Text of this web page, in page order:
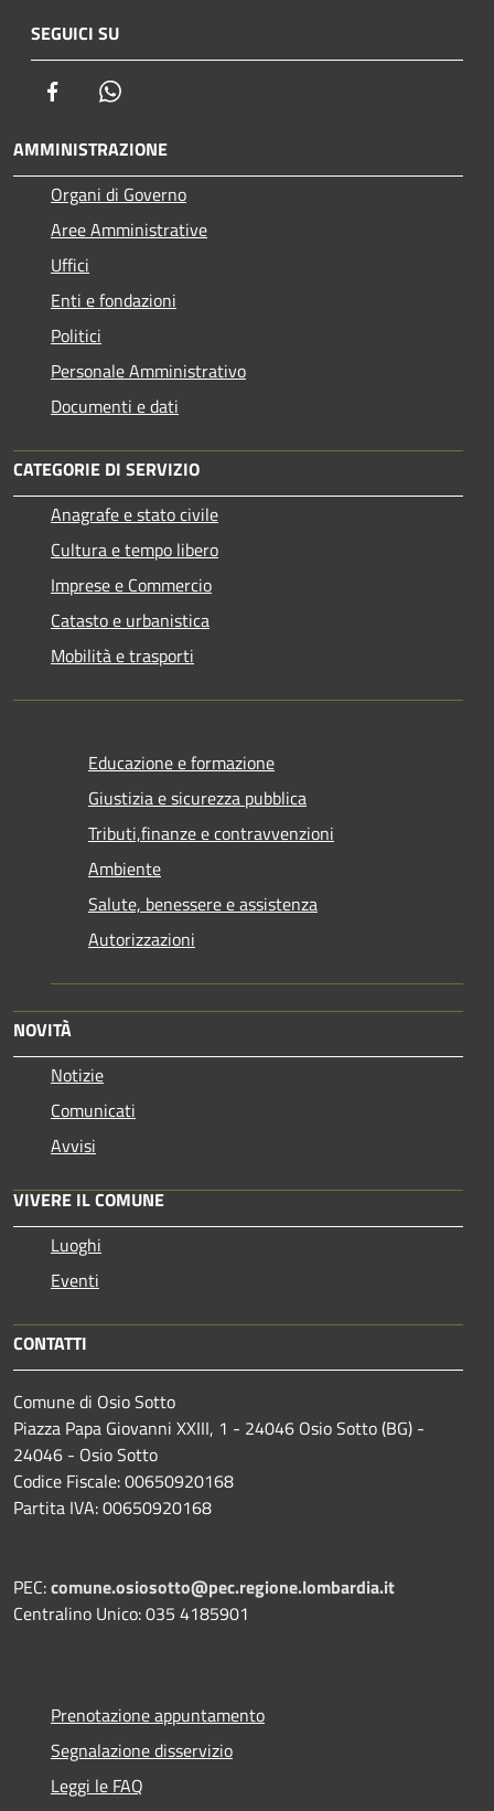
SEGUICI SU
Facebook
AMMINISTRAZIONE
Organi di Governo
Aree Amministrative
Uffici
Enti e fondazioni
Politici
Personale Amministrativo
Documenti e dati
CATEGORIE DI SERVIZIO
Anagrafe e stato civile
Cultura e tempo libero
Imprese e Commercio
Catasto e urbanistica
Mobilità e trasporti
Educazione e formazione
Giustizia e sicurezza pubblica
Tributi,finanze e contravvenzioni
Ambiente
Salute, benessere e assistenza
Autorizzazioni
NOVITÀ
Notizie
Comunicati
Avvisi
VIVERE IL COMUNE
Luoghi
Eventi
CONTATTI
Comune di Osio Sotto
Piazza Papa Giovanni XXIII, 1 - 24046 Osio Sotto (BG) -
24046 - Osio Sotto
Codice Fiscale: 00650920168
Partita IVA: 00650920168
PEC:comune.osiosotto@pec.regione.lombardia.it
Centralino Unico: 035 4185901
Prenotazione appuntamento
Segnalazione disservizio
Leggi le FAQ